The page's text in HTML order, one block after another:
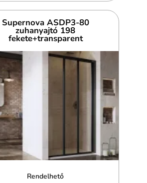
Supernova ASDP3-80
zuhanyajtó 198
fekete+transparent
Rendelhető